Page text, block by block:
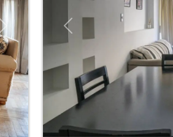
Next Previous